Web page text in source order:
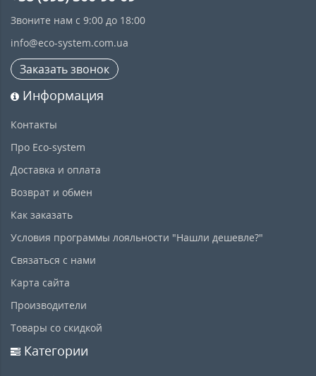
Звоните нам с 9:00 до 18:00
info@eco-system.com.ua
Заказать звонок
Информация
Контакты
Про Eco-system
Доставка и оплата
Возврат и обмен
Как заказать
Условия программы лояльности "Нашли дешевле?"
Связаться с нами
Карта сайта
Производители
Товары со скидкой
Категории